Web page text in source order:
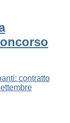
contratto